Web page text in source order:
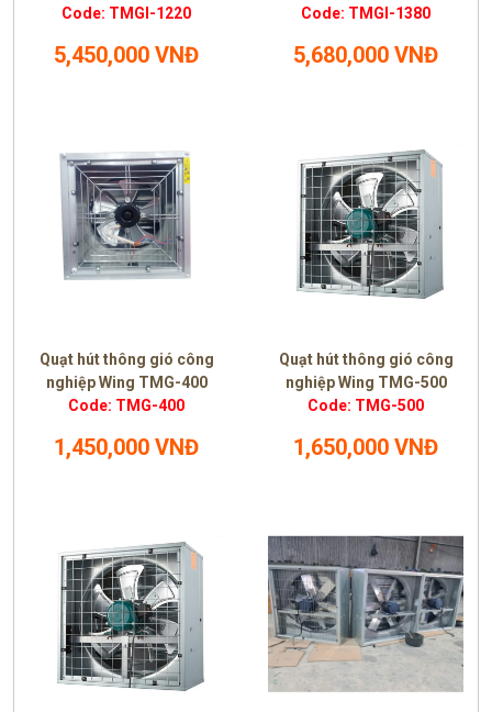
Code: TMGI-1220
5,450,000 VNĐ
Code: TMGI-1380
5,680,000 VNĐ
Quạt hút thông gió công
nghiệp Wing TMG-400
Code: TMG-400
1,450,000 VNĐ
Quạt hút thông gió công
nghiệp Wing TMG-500
Code: TMG-500
1,650,000 VNĐ